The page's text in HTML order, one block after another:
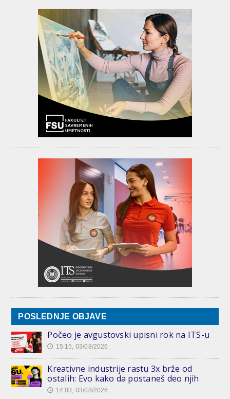
POSLEDNJE OBJAVE
Počeo je avgustovski upisni rok na ITS-u
🕔 15:15, 03/08/2026
Kreativne industrije rastu 3x brže od
ostalih: Evo kako da postaneš deo njih
🕔 14:03, 03/08/2026